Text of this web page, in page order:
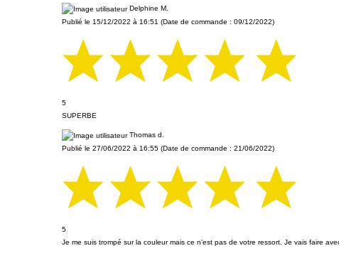
Delphine M.
Publié le 15/12/2022 à 16:51 (Date de commande : 09/12/2022)
5
SUPERBE
Thomas d.
Publié le 27/06/2022 à 16:55 (Date de commande : 21/06/2022)
5
Je me suis trompé sur la couleur mais ce n'est pas de votre ressort. Je vais faire